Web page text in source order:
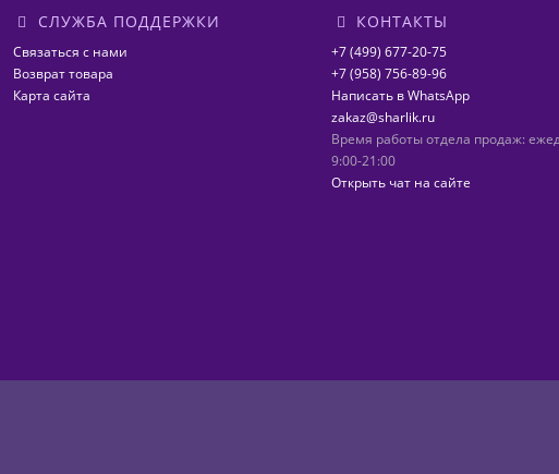
СЛУЖБА ПОДДЕРЖКИ
Связаться с нами
Возврат товара
Карта сайта
КОНТАКТЫ
+7 (499) 677-20-75
+7 (958) 756-89-96
Написать в WhatsApp
zakaz@sharlik.ru
Время работы отдела продаж:
9:00-21:00
Открыть чат на сайте